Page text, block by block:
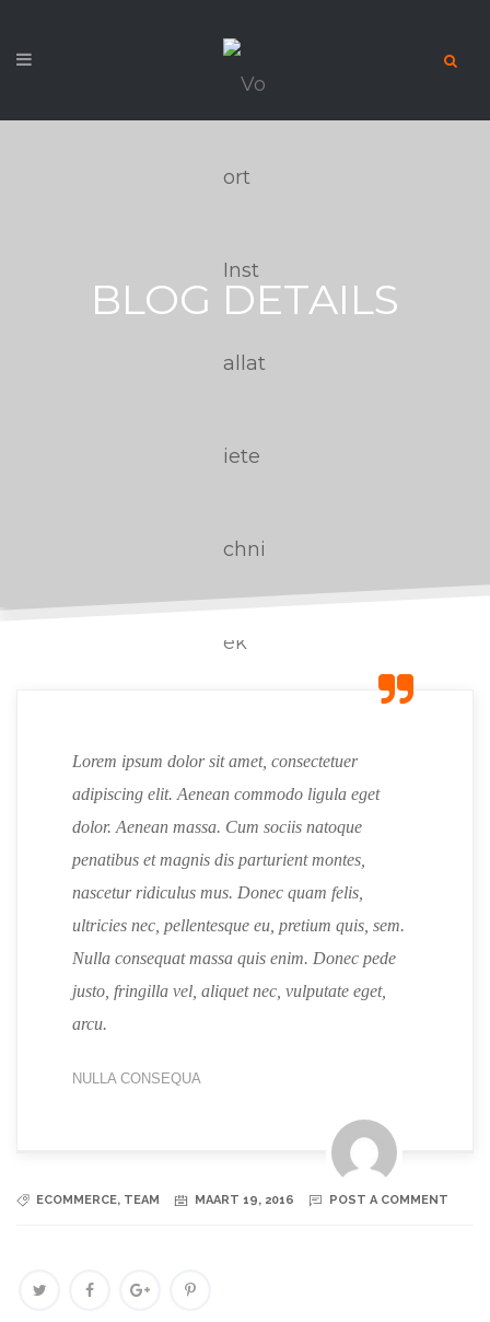
BLOG DETAILS
Lorem ipsum dolor sit amet, consectetuer
adipiscing elit. Aenean commodo ligula eget
dolor. Aenean massa. Cum sociis natoque
penatibus et magnis dis parturient montes,
nascetur ridiculus mus. Donec quam felis,
ultricies nec, pellentesque eu, pretium quis, sem.
Nulla consequat massa quis enim. Donec pede
justo, fringilla vel, aliquet nec, vulputate eget,
arcu.
NULLA CONSEQUA
ECOMMERCE, TEAM MAART 19, 2016 POST A COMMENT